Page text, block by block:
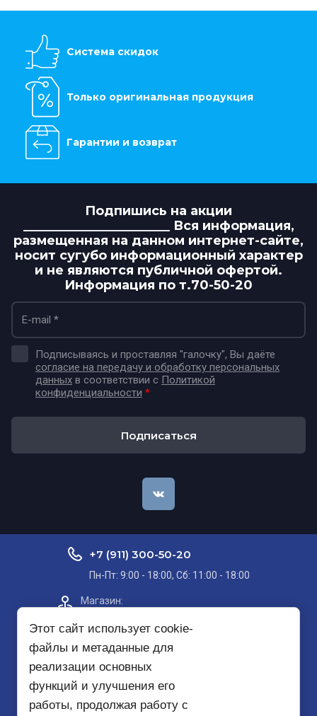
Система скидок
Только оригинальная продукция
Гарантии и возврат
Подпишись на акции
_______________________ Вся информация,
размещенная на данном интернет-сайте,
носит сугубо информационный характер
и не являются публичной офертой.
Информация по т.70-50-20
Подписываясь и проставляя "галочку", Вы даёте
согласие на передачу и обработку персональных
данных в соответствии с Политикой
конфиденциальности *
Подписаться
+7 (911) 300-50-20
Пн-Пт: 9:00 - 18:00, Сб: 11:00 - 18:00
Магазин:​
этаж
mirbezopasnosti51@yandex.ru
Этот сайт использует cookie-
файлы и метаданные для
реализации основных
функций и улучшения его
работы, продолжая работу с